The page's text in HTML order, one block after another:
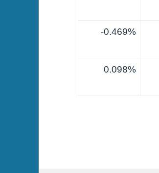
0.469%-
0.098%